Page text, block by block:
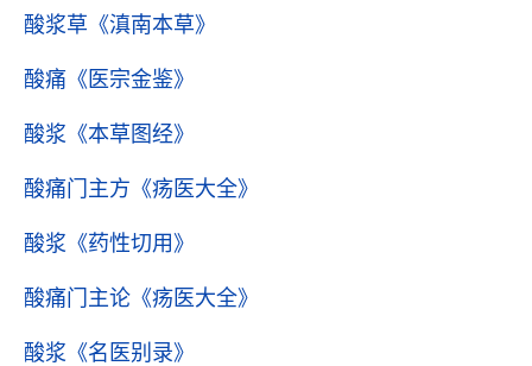
酸浆草 《滇南本草》
酸痛 《医宗金鉴》
酸浆 《本草图经》
酸痛门主方 《疡医大全》
酸浆 《药性切用》
酸痛门主论 《疡医大全》
酸浆 《名医别录》